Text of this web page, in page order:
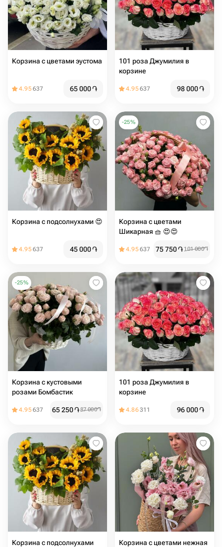
Корзина с цветами эустома
4.95637 65 000֏
101 роза Джумилия в
корзине
4.95637 98 000֏
Корзина с подсолнухами 😍
4.95637 45 000֏
-25%
Корзина с цветами
Шикарная 🧺 😍😍
4.95637 75 750֏ 101 000֏
-25%
Корзина с кустовыми
розами Бомбастик
4.95637 65 250֏87 000֏
101 роза Джумилия в
корзине
4.86311 96 000֏
Корзина с подсолнухами ️
Корзина с цветами нежная